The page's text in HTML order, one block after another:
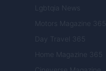
Lgbtqia News
Motors Magazine 365
Day Travel 365
Home Magazine 365